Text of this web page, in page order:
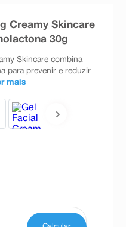
Creamy Skincare
30g
Skincare combina
para prevenir e reduzir
mais